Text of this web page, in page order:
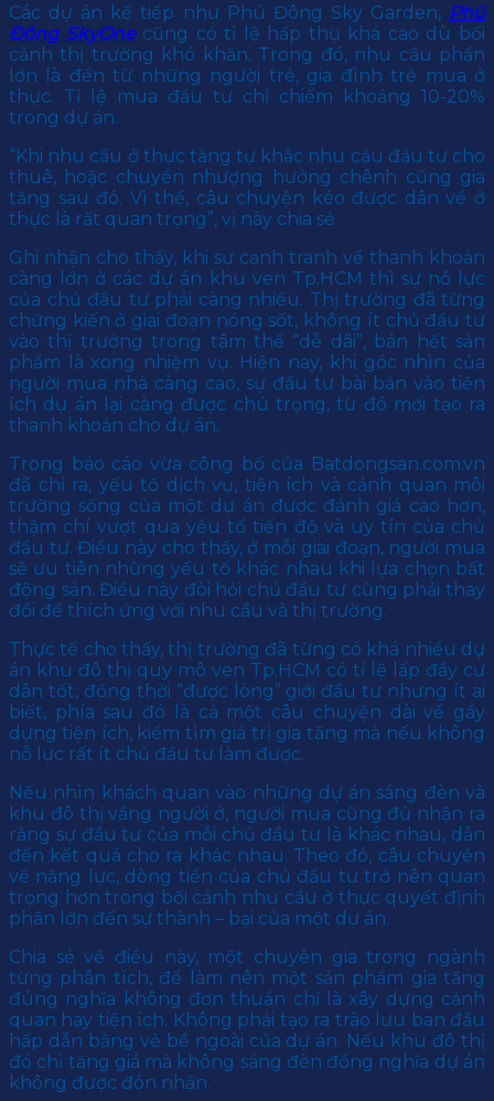
Các dự án kế tiếp như Phú Đông Sky Garden, Phú
Đông SkyOne cũng có tỉ lệ hấp thụ khá cao dù bối
cảnh thị trường khó khăn. Trong đó, nhu cầu phần
lớn là đến từ những người trẻ, gia đình trẻ mua ở
thực. Tỉ lệ mua đầu tư chỉ chiếm khoảng 10-20%
trong dự án.
“Khi nhu cầu ở thực tăng tự khắc nhu cầu đầu tư cho
thuê, hoặc chuyển nhượng hưởng chênh cũng gia
tăng sau đó. Vì thế, câu chuyện kéo được dân về ở
thực là rất quan trọng”, vị này chia sẻ.
Ghi nhận cho thấy, khi sự cạnh tranh về thanh khoản
càng lớn ở các dự án khu ven Tp.HCM thì sự nỗ lực
của chủ đầu tư phải càng nhiều. Thị trường đã từng
chứng kiến ở giai đoạn nóng sốt, không ít chủ đầu tư
vào thị trường trong tâm thế “dễ dãi”, bán hết sản
phẩm là xong nhiệm vụ. Hiện nay, khi góc nhìn của
người mua nhà càng cao, sự đầu tư bài bản vào tiện
ích dự án lại càng được chú trọng, từ đó mới tạo ra
thanh khoản cho dự án.
Trong báo cáo vừa công bố của Batdongsan.com.vn
đã chỉ ra, yếu tố dịch vụ, tiện ích và cảnh quan môi
trường sống của một dự án được đánh giá cao hơn,
thậm chí vượt qua yếu tố tiến độ và uy tín của chủ
đầu tư. Điều này cho thấy, ở mỗi giai đoạn, người mua
sẽ ưu tiên những yếu tố khác nhau khi lựa chọn bất
động sản. Điều này đòi hỏi chủ đầu tư cũng phải thay
đổi để thích ứng với nhu cầu và thị trường.
Thực tế cho thấy, thị trường đã từng có khá nhiều dự
án khu đô thị quy mô ven Tp.HCM có tỉ lệ lấp đầy cư
dân tốt, đồng thời “được lòng” giới đầu tư nhưng ít ai
biết, phía sau đó là cả một câu chuyện dài về gầy
dựng tiện ích, kiếm tìm giá trị gia tăng mà nếu không
nỗ lực rất ít chủ đầu tư làm được.
Nếu nhìn khách quan vào những dự án sáng đèn và
khu đô thị vắng người ở, người mua cũng đủ nhận ra
rằng sự đầu tư của mỗi chủ đầu tư là khác nhau, dẫn
đến kết quả cho ra khác nhau. Theo đó, câu chuyện
về năng lực, dòng tiền của chủ đầu tư trở nên quan
trọng hơn trong bối cảnh nhu cầu ở thực quyết định
phần lớn đến sự thành – bại của một dự án.
Chia sẻ về điều này, một chuyên gia trong ngành
từng phân tích, để làm nên một sản phẩm gia tăng
đúng nghĩa không đơn thuần chỉ là xây dựng cảnh
quan hay tiện ích. Không phải tạo ra trào lưu ban đầu
hấp dẫn bằng vẻ bề ngoài của dự án. Nếu khu đô thị
đó chỉ tăng giá mà không sáng đèn đồng nghĩa dự án
không được đón nhận.